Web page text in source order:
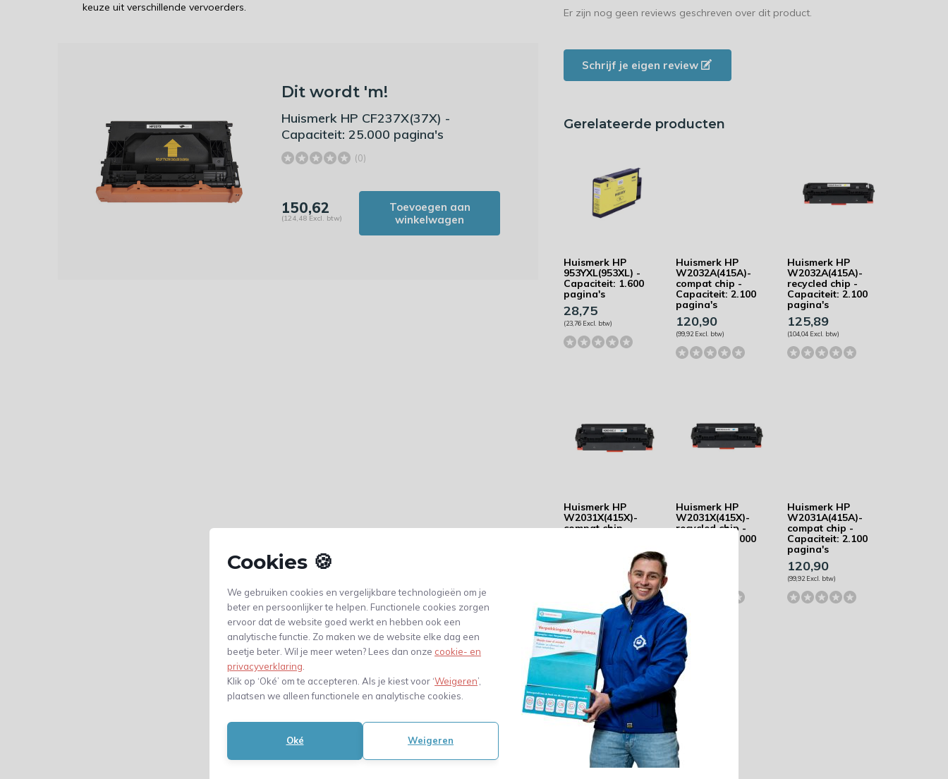
Cookies 🍪
We gebruiken cookies en vergelijkbare technologieën om je
beter en persoonlijker te helpen. Functionele cookies zorgen
ervoor dat de website goed werkt en hebben ook een
analytische functie. Zo maken we de website elke dag een
beetje beter. Wil je meer weten? Lees dan onze cookie- en
privacyverklaring
Klik op ‘Oké’ om te accepteren. Als je kiest voor ‘Weigeren’,
plaatsen we alleen functionele en analytische cookies.
Oké Weigeren
keuze uit verschillende vervoerders.
Dit wordt 'm!
Huismerk HP CF237X(37X) -
Capaciteit: 25.000 pagina's
(0)
150,62
(124,48 Excl. btw)
Toevoegen aan
winkelwagen
Er zijn nog geen reviews geschreven over dit product.
Schrijf je eigen review
Gerelateerde producten
Huismerk HP
953YXL(953XL) -
Capaciteit: 1.600
pagina's
28,75
(23,76 Excl. btw)
Huismerk HP
W2032A(415A)-
compat chip -
Capaciteit: 2.100
pagina's
120,90
(99,92 Excl. btw)
Huismerk HP
W2032A(415A)-
recycled chip -
Capaciteit: 2.100
pagina's
125,89
(104,04 Excl. btw)
Huismerk HP
W2031X(415X)-
compat chip -
Huismerk HP
W2031X(415X)-
recycled chip -
Capaciteit: 6.000
Huismerk HP
W2031A(415A)-
compat chip -
Capaciteit: 2.100
pagina's
120,90
(99,92 Excl. btw)